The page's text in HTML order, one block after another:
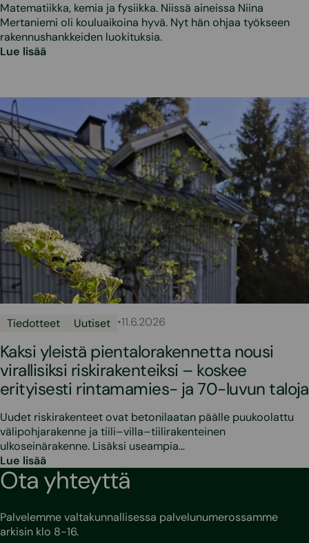
Matematiikka, kemia ja fysiikka. Niissä aineissa Niina
Mertaniemi oli kouluaikoina hyvä. Nyt hän ohjaa työkseen
rakennushankkeiden luokituksia.
Lue lisää
Tiedotteet Uutiset •11.6.2026
Kaksi yleistä pientalorakennetta nousi
virallisiksi riskirakenteiksi – koskee
erityisesti rintamamies- ja 70-luvun taloja
Uudet riskirakenteet ovat betonilaatan päälle puukoolattu
välipohjarakenne ja tiili–villa–tiilirakenteinen
ulkoseinärakenne. Lisäksi useampia…
Lue lisää
Ota yhteyttä
Palvelemme valtakunnallisessa palvelunumerossamme
arkisin klo 8-16.